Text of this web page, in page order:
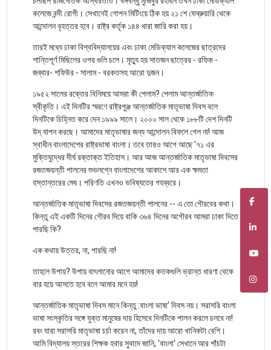
কলেজে বন্দী রোগী। সেখানেই গোপন মিটিংয়ে ঠিক হয় ২১ শে ফেব্রুয়ারি থেকে
আন্দোলন বৃহত্তর হবে। রাষ্ট্র কর্তৃক ১৪৪ ধারা জারি করা হয়।
তারই মধ্যে ঢাকা বিশ্ববিদ্যালয়ের এবং ঢাকা মেডিক্যাল কলেজের ছাত্রদের
শান্তিপূর্ণ মিছিলের ওপর গুলি চলে। মৃত্যু হয় সাতজন ছাত্রের - রফিক -
জব্বার- শফিউর - সালাম - বরকতসহ আরো দুজন।
১৯৫২ সালের রক্তের বিনিময়ে আমরা কী পেলাম? পেলাম আন্তর্জাতিক
স্বীকৃতি। এই দিনটির স্মরণে রাষ্ট্রপুঞ্জ আন্তর্জাতিক মাতৃভাষা দিবস বলে
দিনটিকে চিহ্নিত করে দেন ১৯৯৯ সালে। ২০০০ সাল থেকে ১৮৮টি দেশ দিনটি
উদ্ যাপন করছে। আমাদের মাতৃভাষার জন্য আন্দোলন বিফলে গেল না! আজ
স্বাধীন বাংলাদেশের রাষ্ট্রভাষা বাংলা। তবে তারও আগে আছে '৭১ এর
মুক্তিযুদ্ধের দীর্ঘ রক্তাক্ত ইতিহাস। আর আজ আন্তর্জাতিক মাতৃভাষা দিবসের
রজতজয়ন্তী পালনের শুভলগ্নে বাংলাদেশের আকাশে আর এক ক্ষমতা
হস্তান্তরের মেঘ। পরিণতি এখনও ভবিষ্যতের গহব্বরে।
আন্তর্জাতিক মাতৃভাষা দিবসের রজতজয়ন্তী পালনের -- এ তো গৌরবের কথা।
কিন্তু এই একটি দিনের গৌরব দিয়ে বাকি ৩৬৪ দিনের অগৌরব আমরা ঢাকা দিতে
পারছি কি?
এক কথায় উত্তর, না, পারছি না!
তাহলে উপায়? উপায় বাৎলানোর আগে আমাদের কতকগুলি ভ্রান্ত ধারণা থেকে
বার হয়ে আসতে হবে বলে আমার মনে হয়!
আন্তর্জাতিক মাতৃভাষা দিবস মানে কিন্তু :বাংলা ভাষা' দিবস নয়। সরাসরি বাংলা
ভাষা সংস্কৃতির সঙ্গে যুক্ত মানুষের দায় হিসেবে দিনটিকে পালন করলে চলবে না!
রবং যারা সরাসরি মাতৃভাষা চর্চা করেন না, তাঁদের দায় আরো খানিকটা বেশি।
আমি বিদ্যালয় স্তরের শিক্ষক হবার সুবাদে জানি, 'বাংলা' সেখানে আর পাঁচটা